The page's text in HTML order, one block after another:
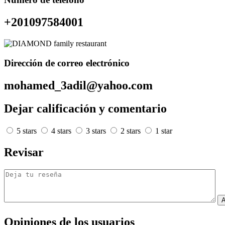
+201097584001
Dirección de correo electrónico
mohamed_3adil@yahoo.com
Dejar calificación y comentario
5 stars 4 stars 3 stars 2 stars 1 star
Revisar
Opiniones de los usuarios